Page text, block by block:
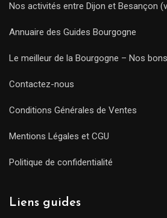
Nos activités entre Dijon et Besançon
Annuaire des Guides Bourgogne
Le meilleur de la Bourgogne – Nos
Contactez-nous
Conditions Générales de Ventes
Mentions Légales et CGU
Politique de confidentialité
Liens guides